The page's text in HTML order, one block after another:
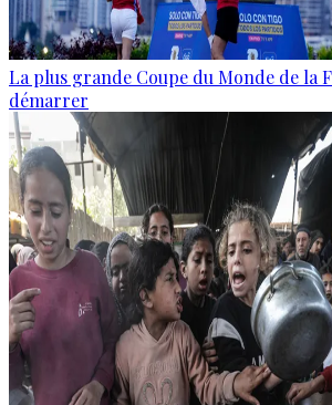
La plus grande Coupe du Monde de la
démarrer